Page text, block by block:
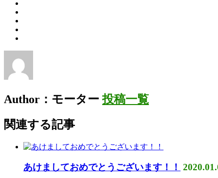
Author：モーター投稿一覧
関連する記事
あけましておめでとうございます！！